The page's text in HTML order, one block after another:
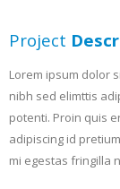
Project
Lorem ipsum dolor
nibh sed elimttis
potenti. Proin quis
adipiscing id
mi egestas fringilla